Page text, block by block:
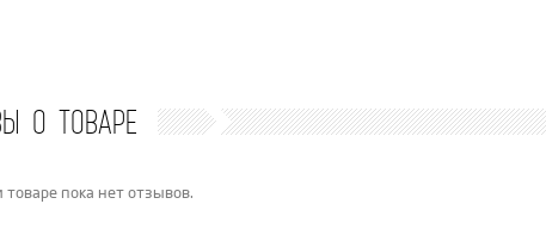
О ТОВАРЕ
пока нет отзывов.